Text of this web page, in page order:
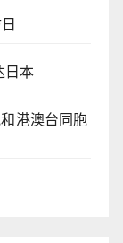
日本
港澳台同胞